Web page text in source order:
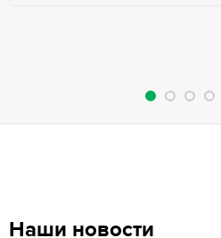
Наши новости